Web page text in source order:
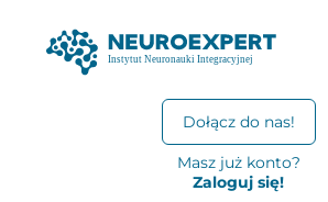
Dołącz do nas!
Masz już konto?
Zaloguj się!